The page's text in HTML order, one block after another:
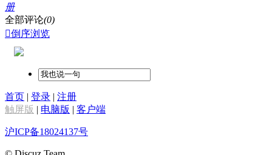
册
全部评论(0)
倒序浏览
首页 | 登录 | 注册
触屏版 | 电脑版 | 客户端
沪ICP备18024137号